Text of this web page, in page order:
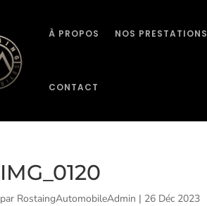
À PROPOS NOS PRESTATIONS
CONTACT
IMG_0120
par RostaingAutomobileAdmin | 26 Déc 2023